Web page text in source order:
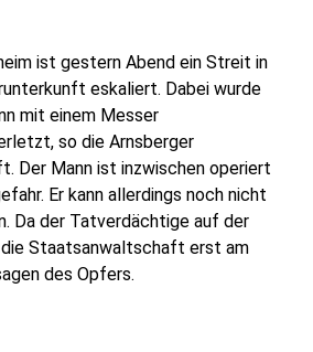
ist gestern Abend ein Streit in
eskaliert. Dabei wurde
mit einem Messer
so die Arnsberger
Der Mann ist inzwischen operiert
Er kann allerdings noch nicht
Da der Tatverdächtige auf der
Staatsanwaltschaft erst am
des Opfers.